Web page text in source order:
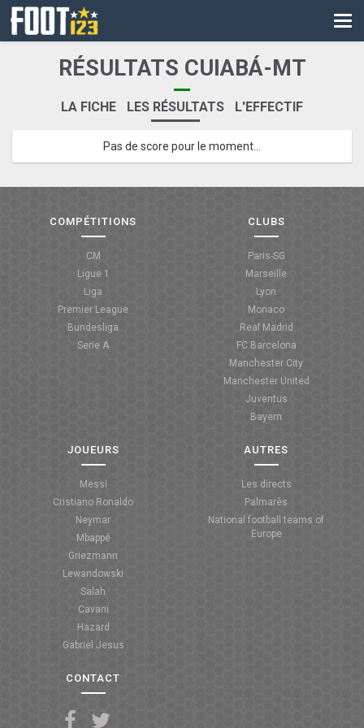
CM
LES DIRECTS
COUPE DE FRANCE
RÉSULTATS CUIABÁ-MT
LA FICHE LES RÉSULTATS L'EFFECTIF
Pas de score pour le moment...
COMPÉTITIONS
CM
Ligue 1
Liga
Premier League
Bundesliga
Serie A
CLUBS
Paris-SG
Marseille
Lyon
Monaco
Real Madrid
FC Barcelona
Manchester City
Manchester United
Juventus
Bayern
JOUEURS
Messi
Cristiano Ronaldo
Neymar
Mbappé
Griezmann
Lewandowski
Salah
Cavani
Hazard
Gabriel Jesus
AUTRES
Les directs
Palmarès
National football teams of
Europe
CONTACT